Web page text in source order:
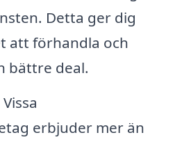
Detta ger dig
att förhandla och
bättre deal.
Vissa
erbjuder mer än